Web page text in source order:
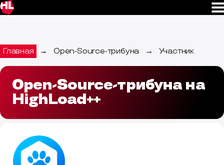
Главная → Open-Source-трибуна → Участник
Open-Source-трибуна на
HighLoad++